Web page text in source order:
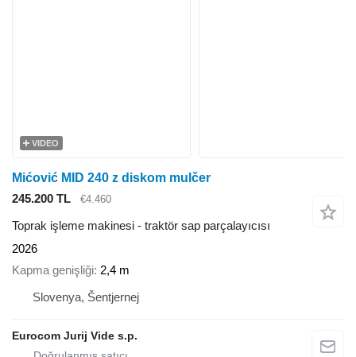
VIDEO
Mićović MID 240 z diskom mulčer
245.200 TL
€4.460
Toprak işleme makinesi - traktör sap parçalayıcısı
2026
Kapma genişliği 2,4 m
Slovenya, Šentjernej
Eurocom Jurij Vide s.p.